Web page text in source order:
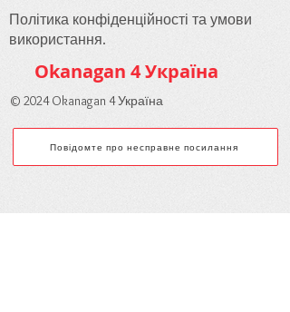
Політика конфіденційності та умови
використання.
Okanagan 4 Україна
© 2024 Okanagan 4 Україна
Повідомте про несправне посилання